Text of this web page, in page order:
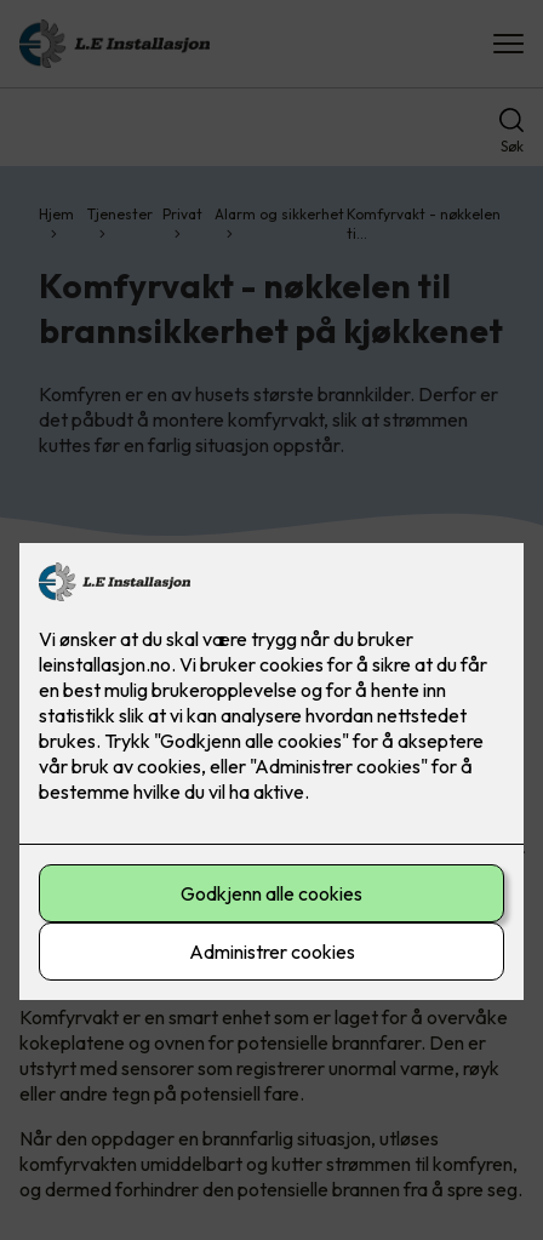
Søk
Hjem Tjenester Privat Alarm og sikkerhet Komfyrvakt - nøkkelen
ti…
Komfyrvakt - nøkkelen til
brannsikkerhet på kjøkkenet
Komfyren er en av husets største brannkilder. Derfor er
det påbudt å montere komfyrvakt, slik at strømmen
kuttes før en farlig situasjon oppstår.
mat. Om man glemmer å slå av platen, eller om det blir for
varmt, er det viktig å ha en hjelper som sier ifra. Her ser du
komfyrvakt mKomfy® Wally 25R - Foto: CTM Lyng.
Hva er en komfyrvakt?
Komfyrvakt er en smart enhet som er laget for å overvåke
kokeplatene og ovnen for potensielle brannfarer. Den er
utstyrt med sensorer som registrerer unormal varme, røyk
eller andre tegn på potensiell fare.
Når den oppdager en brannfarlig situasjon, utløses
komfyrvakten umiddelbart og kutter strømmen til komfyren,
og dermed forhindrer den potensielle brannen fra å spre seg.